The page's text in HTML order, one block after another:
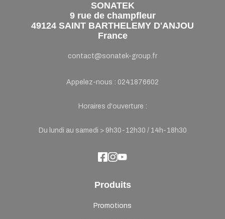
SONATEK
9 rue de champfleur
49124 SAINT BARTHELEMY D'ANJOU
France
contact@sonatek-group.fr
Appelez-nous : 0241876602
Horaires d'ouverture :
Du lundi au samedi > 9h30-12h30 / 14h-18h30
Produits
Promotions